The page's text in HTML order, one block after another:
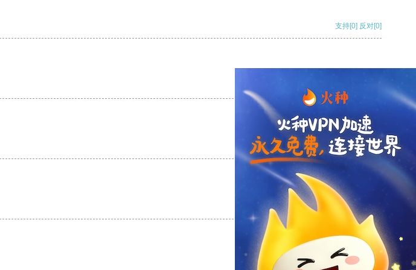
支持[0] 反对[0]
支持[0] 反对[0]
支持[0] 反对
支持[0] 反对[0]